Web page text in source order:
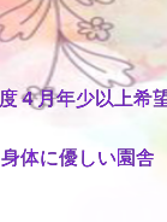
４月年少以上希
身体に優しい園舎